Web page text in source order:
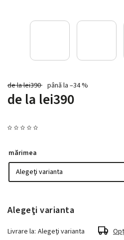
de la lei390 până la –34 %
de la lei390
mărimea
Alegeţi varianta
Livrare la: Alegeţi varianta